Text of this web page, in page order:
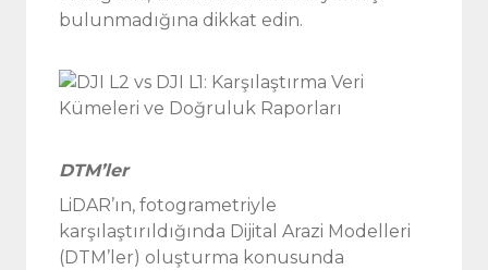
bulunmadığına dikkat edin.
DTM’ler
LiDAR’ın, fotogrametriyle
karşılaştırıldığında Dijital Arazi Modelleri
(DTM’ler) oluşturma konusunda